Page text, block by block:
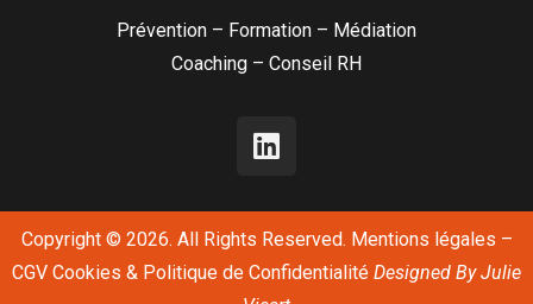
Prévention – Formation – Médiation
Coaching – Conseil RH
Copyright © 2026. All Rights Reserved. Mentions légales –
CGV Cookies & Politique de Confidentialité Designed ByJulie